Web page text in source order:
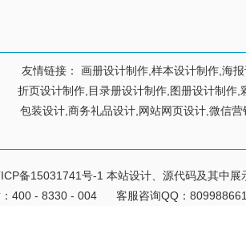
友情链接：
画册设计制作,样本设计制作,海
折页设计制作,目录册设计制作,图册设计制作
包装设计,商务礼品设计,网站网页设计,微信
备15031741号-1 本站设计、源代码及其中
400 - 8330 - 004
客服咨询QQ：